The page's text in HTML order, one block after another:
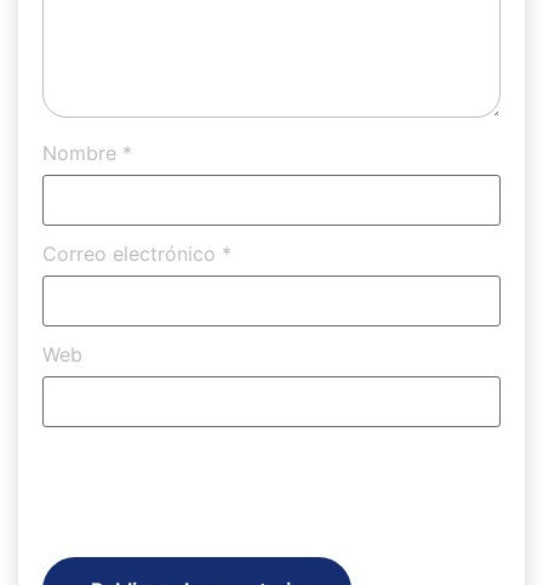
Nombre *
Correo electrónico *
Web